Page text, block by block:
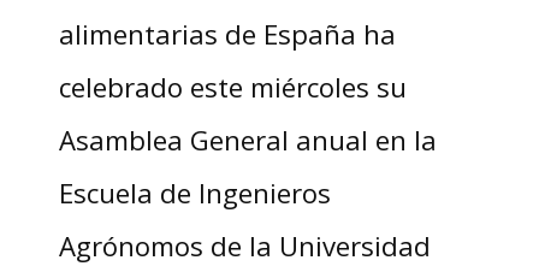
alimentarias de España ha
celebrado este miércoles su
Asamblea General anual en la
Escuela de Ingenieros
Agrónomos de la Universidad